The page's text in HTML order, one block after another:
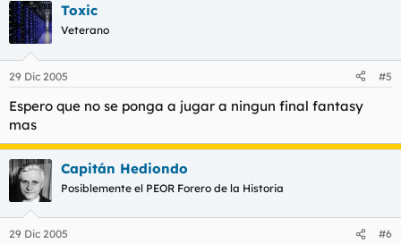
Toxic
Veterano
29 Dic 2005 #5
Espero que no se ponga a jugar a ningun final fantasy
mas
Capitán Hediondo
Posiblemente el PEOR Forero de la Historia
29 Dic 2005 #6